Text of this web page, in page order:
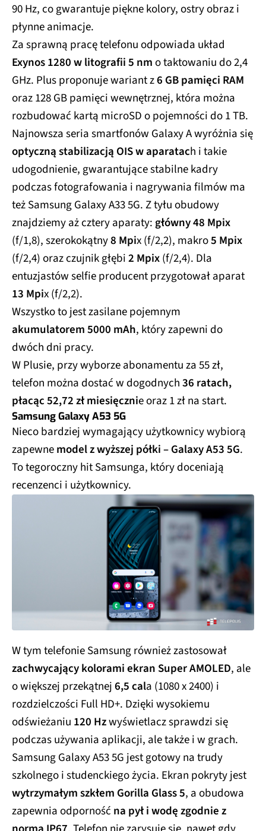
90 Hz, co gwarantuje piękne kolory, ostry obraz i
płynne animacje.
Za sprawną pracę telefonu odpowiada układ
Exynos 1280 w litografii 5 nmo taktowaniu do 2,4
GHz. Plus proponuje wariant z6 GB pamięci RAM
oraz 128 GB pamięci wewnętrznej, która można
rozbudować kartą microSD o pojemności do 1 TB.
Najnowsza seria smartfonów Galaxy A wyróżnia się
optyczną stabilizacją OIS w aparatach i takie
udogodnienie, gwarantujące stabilne kadry
podczas fotografowania i nagrywania filmów ma
też Samsung Galaxy A33 5G. Z tyłu obudowy
znajdziemy aż cztery aparaty:główny 48 Mpix
(f/1,8), szerokokątny8 Mpix (f/2,2), makro5 Mpix
(f/2,4) oraz czujnik głębi2 Mpix(f/2,4). Dla
entuzjastów selfie producent przygotował aparat
13 Mpix (f/2,2).
Wszystko to jest zasilane pojemnym
akumulatorem 5000 mAh, który zapewni do
dwóch dni pracy.
W Plusie, przy wyborze abonamentu za 55 zł,
telefon można dostać w dogodnych36 ratach,
płacąc 52,72 zł miesięcznie oraz 1 zł na start.
Samsung Galaxy A53 5G
Nieco bardziej wymagający użytkownicy wybiorą
zapewnemodel z wyższej półki – Galaxy A53 5G.
To tegoroczny hit Samsunga, który doceniają
recenzenci i użytkownicy.
W tym telefonie Samsung również zastosował
zachwycający kolorami ekran Super AMOLED, ale
o większej przekątnej6,5 cala (1080 x 2400) i
rozdzielczości Full HD+. Dzięki wysokiemu
odświeżaniu 120 Hzwyświetlacz sprawdzi się
podczas używania aplikacji, ale także i w grach.
Samsung Galaxy A53 5G jest gotowy na trudy
szkolnego i studenckiego życia. Ekran pokryty jest
wytrzymałym szkłem Gorilla Glass 5, a obudowa
zapewnia odporność na pył i wodę zgodnie z